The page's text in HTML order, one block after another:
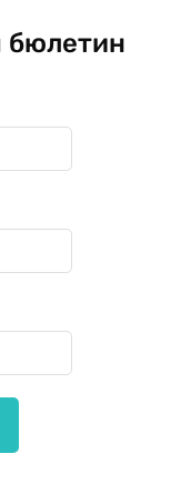
бюлетин